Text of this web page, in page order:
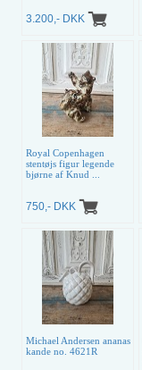
3.200,- DKK
Royal Copenhagen
stentøjs figur legende
bjørne af Knud ...
750,- DKK
Michael Andersen ananas
kande no. 4621R